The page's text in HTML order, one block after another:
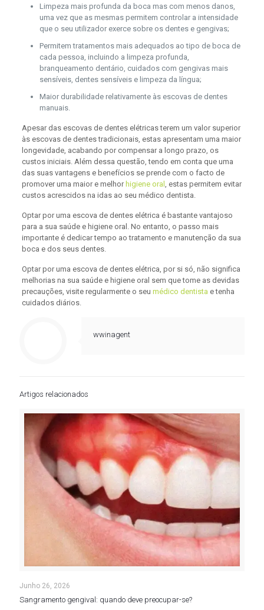
Limpeza mais profunda da boca mas com menos danos,
uma vez que as mesmas permitem controlar a intensidade
que o seu utilizador exerce sobre os dentes e gengivas;
Permitem tratamentos mais adequados ao tipo de boca de
cada pessoa, incluindo a limpeza profunda,
branqueamento dentário, cuidados com gengivas mais
sensíveis, dentes sensíveis e limpeza da língua;
Maior durabilidade relativamente às escovas de dentes
manuais.
Apesar das escovas de dentes elétricas terem um valor superior
às escovas de dentes tradicionais, estas apresentam uma maior
longevidade, acabando por compensar a longo prazo, os
custos iniciais. Além dessa questão, tendo em conta que uma
das suas vantagens e benefícios se prende com o facto de
promover uma maior e melhorhigiene oral , estas permitem evitar
custos acrescidos na idas ao seu médico dentista.
Optar por uma escova de dentes elétrica é bastante vantajoso
para a sua saúde e higiene oral. No entanto, o passo mais
importante é dedicar tempo ao tratamento e manutenção da sua
boca e dos seus dentes.
Optar por uma escova de dentes elétrica, por si só, não significa
melhorias na sua saúde e higiene oral sem que tome as devidas
precauções, visite regularmente o seu médico dentista e tenha
cuidados diários.
wwinagent
Artigos relacionados
Junho 26, 2026
Sangramento gengival: quando deve preocupar-se?